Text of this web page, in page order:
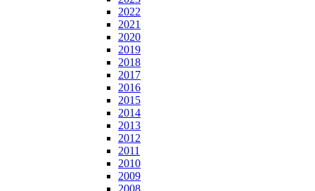
2022
2021
2020
2019
2018
2017
2016
2015
2014
2013
2012
2011
2010
2009
2008